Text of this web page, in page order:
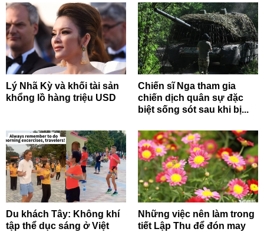
Lý Nhã Kỳ và khối tài sản
khổng lồ hàng triệu USD
Chiến sĩ Nga tham gia
chiến dịch quân sự đặc
biệt sống sót sau khi bị...
Du khách Tây: Không khí
tập thể dục sáng ở Việt
Những việc nên làm trong
tiết Lập Thu để đón may